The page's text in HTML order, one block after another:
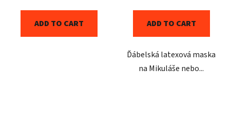
ADD TO CART ADD TO CART
Ďábelská latexová maska
na Mikuláše nebo...